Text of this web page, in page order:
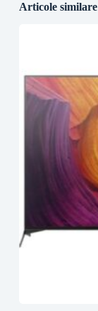
Articole similare